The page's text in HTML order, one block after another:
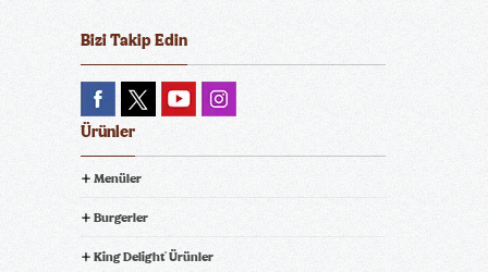
Menü
Bizi Takip Edin
Ürünler
Menüler
Burgerler
King Delight® Ürünler